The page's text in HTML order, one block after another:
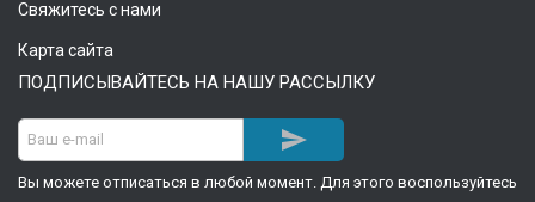
Свяжитесь с нами
Карта сайта
ПОДПИСЫВАЙТЕСЬ НА НАШУ РАССЫЛКУ

Вы можете отписаться в любой момент. Для этого воспользуйтесь